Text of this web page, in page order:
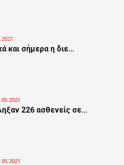
και σήμερα η διε...
226 ασθενείς σε...